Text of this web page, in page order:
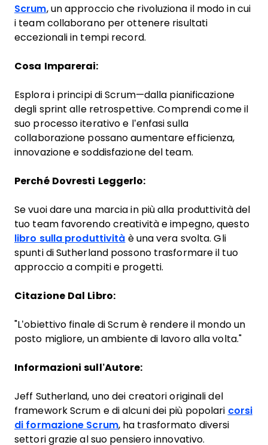
Scrum, un approccio che rivoluziona il modo in cui
i team collaborano per ottenere risultati
eccezionali in tempi record.
Cosa Imparerai:
Esplora i principi di Scrum—dalla pianificazione
degli sprint alle retrospettive. Comprendi come il
suo processo iterativo e l’enfasi sulla
collaborazione possano aumentare efficienza,
innovazione e soddisfazione del team.
Perché Dovresti Leggerlo:
Se vuoi dare una marcia in più alla produttività del
tuo team favorendo creatività e impegno, questo
libro sulla produttività è una vera svolta. Gli
spunti di Sutherland possono trasformare il tuo
approccio a compiti e progetti.
Citazione Dal Libro:
"L’obiettivo finale di Scrum è rendere il mondo un
posto migliore, un ambiente di lavoro alla volta."
Informazioni sull’Autore:
Jeff Sutherland, uno dei creatori originali del
framework Scrum e di alcuni dei più popolari corsi
di formazione Scrum, ha trasformato diversi
settori grazie al suo pensiero innovativo.